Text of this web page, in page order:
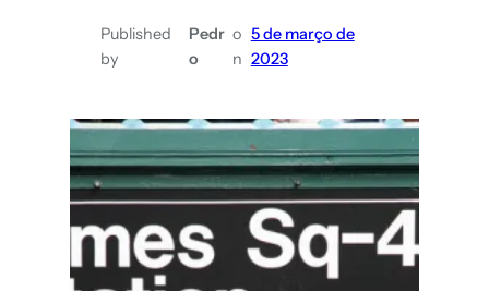
Published
by
Pedr
o
o
n
5 de março de
2023